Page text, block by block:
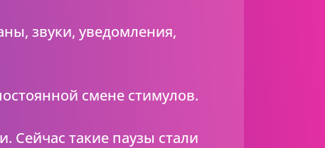
звуки, уведомления,
смене стимулов.
Сейчас такие паузы стали